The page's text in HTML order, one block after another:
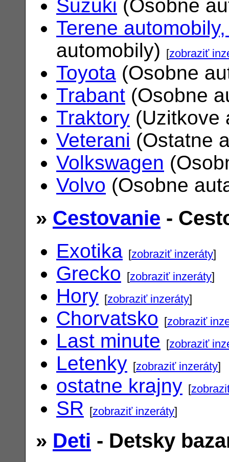
Suzuki (Osobne
Terene
automobily)
[zobraziť
Toyota (Osobne
Trabant (Osobne
Traktory (Uzitkove
Veterani (Ostatne
Volkswagen
Volvo (Osobne
» Cestovanie -
Exotika [zobraziť inzeráty]
Grecko [zobraziť inzeráty]
Hory [zobraziť inzeráty]
Chorvatsko [zobraziť
Last minute [zobraziť
Letenky [zobraziť inzeráty]
ostatne krajny [
SR [zobraziť inzeráty]
» Deti - Detsky